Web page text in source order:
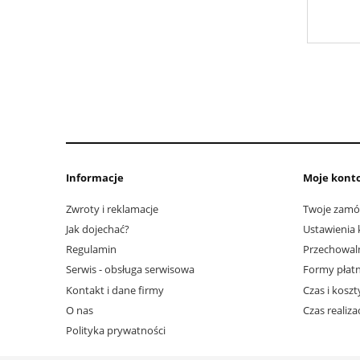
Informacje
Zwroty i reklamacje
Jak dojechać?
Regulamin
Serwis - obsługa serwisowa
Kontakt i dane firmy
O nas
Polityka prywatności
Moje
Twoje
Ustawienia
Formy
Czas i
Czas